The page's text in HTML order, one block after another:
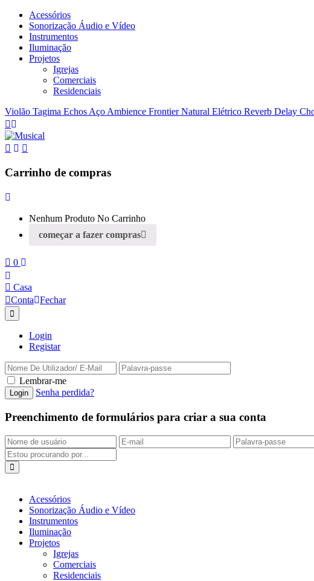
Acessórios
Sonorização Áudio e Vídeo
Instrumentos
Iluminação
Projetos
Igrejas
Comerciais
Residenciais
Violão Tagima Echos Aço Ambience Frontier Natural Elétrico Reverb Delay
Carrinho de compras
Nenhum Produto No Carrinho
começar a fazer compras
0
Casa
Conta
Fechar
Login
Registar
Lembrar-me
Senha perdida?
Preenchimento de formulários para criar a sua conta
Acessórios
Sonorização Áudio e Vídeo
Instrumentos
Iluminação
Projetos
Igrejas
Comerciais
Residenciais